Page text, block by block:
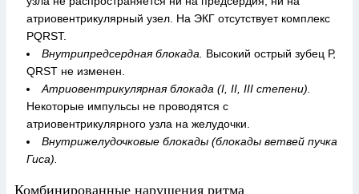
атриовентрикулярный узел. На ЭКГ отсутствует комплекс
PQRST.
Внутрипредсердная блокада.
Высокий острый зубец Р,
QRST не изменен.
Атриовентрикулярная блокада (I, II, III степени).
Некоторые импульсы не проводятся с
атриовентрикулярного узла на желудочки.
Внутрижелудочковые блокады (блокады ветвей пучка
Гиса).
Комбинированные нарушения ритма